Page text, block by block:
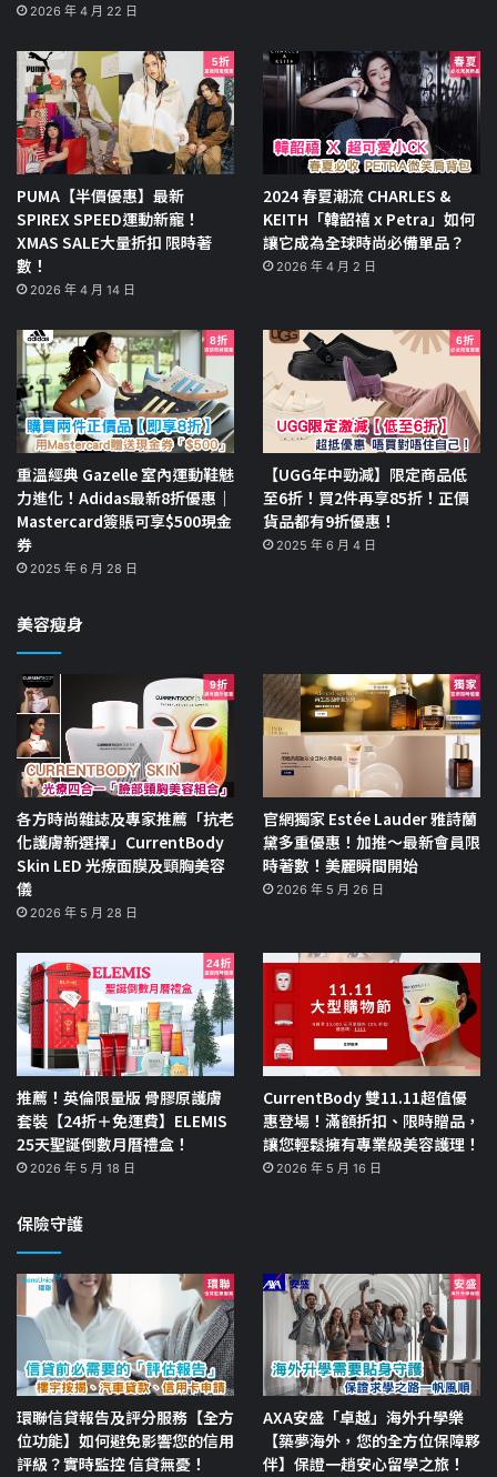
2026 年 4 月 22 日
PUMA【半價優惠】最新
SPIREX SPEED運動新寵！
XMAS SALE大量折扣 限時著
數！
2026 年 4 月 14 日
2024 春夏潮流 CHARLES &
KEITH「韓韶禧 x Petra」如何
讓它成為全球時尚必備單品？
2026 年 4 月 2 日
重溫經典 Gazelle 室內運動鞋魅
力進化！Adidas最新8折優惠｜
Mastercard簽賬可享$500現金
券
2025 年 6 月 28 日
【UGG年中勁減】限定商品低
至6折！買2件再享85折！正價
貨品都有9折優惠！
2025 年 6 月 4 日
美容瘦身
各方時尚雜誌及專家推薦「抗老
化護膚新選擇」CurrentBody
Skin LED 光療面膜及頸胸美容
儀
2026 年 5 月 28 日
官網獨家 Estée Lauder 雅詩蘭
黛多重優惠！加推～最新會員限
時著數！美麗瞬間開始
2026 年 5 月 26 日
推薦！英倫限量版 骨膠原護膚
套裝【24折＋免運費】ELEMIS
25天聖誕倒數月曆禮盒！
2026 年 5 月 18 日
CurrentBody 雙11.11超值優
惠登場！滿額折扣、限時贈品，
讓您輕鬆擁有專業級美容護理！
2026 年 5 月 16 日
保險守護
環聯信貸報告及評分服務【全方
位功能】如何避免影響您的信用
評級？實時監控 信貸無憂！
AXA安盛「卓越」海外升學樂
【築夢海外，您的全方位保障夥
伴】保證一趟安心留學之旅！